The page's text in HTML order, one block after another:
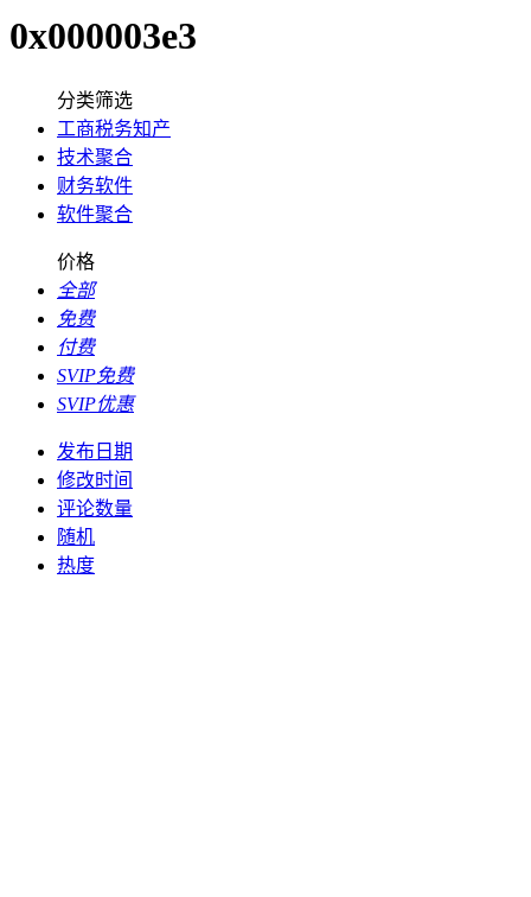
0x000003e3
分类筛选
工商税务知产
技术聚合
财务软件
软件聚合
价格
全部
免费
付费
SVIP免费
SVIP优惠
发布日期
修改时间
评论数量
随机
热度